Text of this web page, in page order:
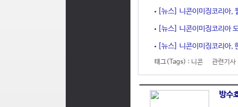
[뉴스] 니콘이미징코리아,
[뉴스] 니콘이미징코리아
[뉴스] 니콘이미징코리아,
태그(Tags) : 니콘 관련기사
방수